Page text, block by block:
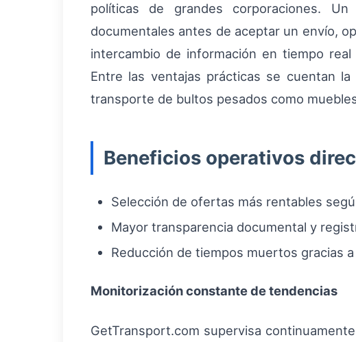
políticas de grandes corporaciones.
documentales antes de aceptar un envío,
intercambio de información en tiempo
Entre las ventajas prácticas se cuentan
transporte de bultos pesados como
Beneficios operativos
Selección de ofertas más rentables
Mayor transparencia documental y
Reducción de tiempos muertos gracias
Monitorización constante de tendencias
GetTransport.com supervisa